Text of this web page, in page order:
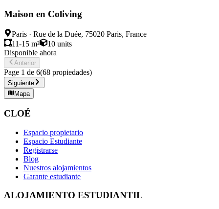
Maison en Coliving
Paris · Rue de la Duée, 75020 Paris, France
11-15 m²
10 units
Disponible ahora
Anterior
Page 1 de 6(68 propiedades)
Siguiente
Mapa
CLOÉ
Espacio propietario
Espacio Estudiante
Registrarse
Blog
Nuestros alojamientos
Garante estudiante
ALOJAMIENTO ESTUDIANTIL